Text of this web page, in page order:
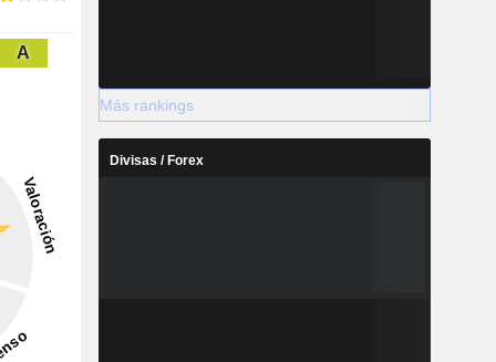
A
Más rankings
Divisas / Forex